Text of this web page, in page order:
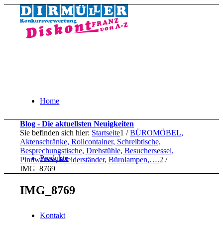
Home
Produkte
Kontakt
Blog - Die aktuellsten Neuigkeiten
Sie befinden sich hier: Startseite1 / BÜROMÖBEL,
Aktenschränke, Rollcontainer, Schreibtische,
Besprechungstische, Drehstühle, Besuchersessel,
Pinnwände, Kleiderständer, Bürolampen,….2 /
IMG_8769
IMG_8769